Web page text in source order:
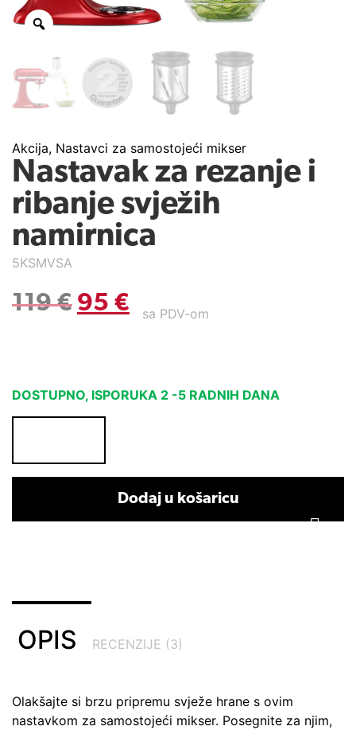
Akcija, Nastavci za samostojeći mikser
Nastavak za rezanje i
ribanje svježih
namirnica
5KSMVSA
119€ 95 € sa PDV-om
DOSTUPNO, ISPORUKA 2 -5 RADNIH DANA
Dodaj u košaricu
OPIS RECENZIJE (3)
Olakšajte si brzu pripremu svježe hrane s ovim
nastavkom za samostojeći mikser. Posegnite za njim,